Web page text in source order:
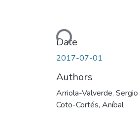
Loading...
Date
2017-07-01
Authors
Arriola-Valverde, Sergio
Coto-Cortés, Aníbal